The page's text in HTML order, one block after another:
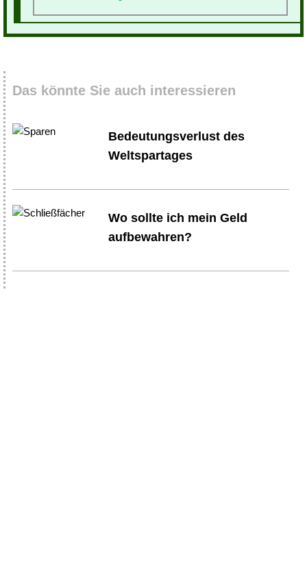
Das könnte Sie auch interessieren
Bedeutungsverlust des
Weltspartages
Wo sollte ich mein Geld
aufbewahren?